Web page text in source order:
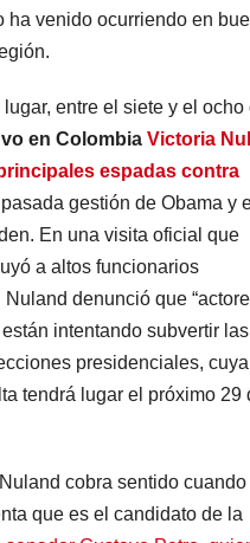
ha venido ocurriendo en
entre el siete y el ocho
en Colombia Victoria
espadas contra
gestión de Obama y
En una visita oficial que
a altos funcionarios
Nuland denunció que
están intentando subvertir las
presidenciales, cuya
tendrá lugar el próximo 29
cobra sentido cuando
que es el candidato de la